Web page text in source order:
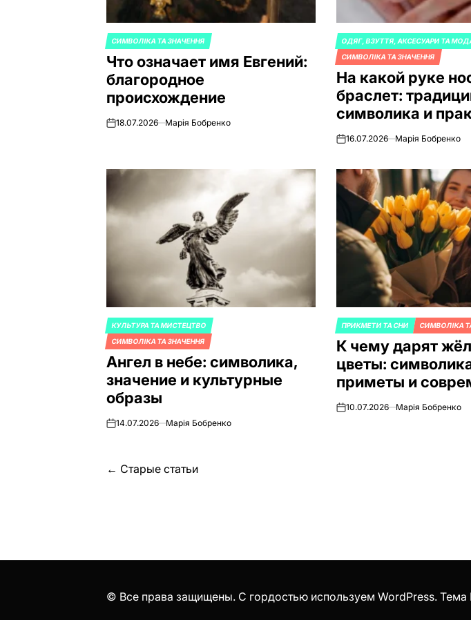
ОПУБЛИКОВАНО
В
СИМВОЛІКА ТА ЗНАЧЕННЯ
Что означает имя Евгений:
благородное
происхождение
on18.07.2026 Марія Бобренко
ОПУБЛИКОВАНО
В
ОДЯГ, ВЗУТТЯ, АКСЕСУАРИ ТА
СИМВОЛІКА ТА ЗНАЧЕННЯ
На какой руке
браслет:
символика и
советы
on16.07.2026 Марія Бобренко
ОПУБЛИКОВАНО
В
КУЛЬТУРА ТА МИСТЕЦТВО
СИМВОЛІКА ТА ЗНАЧЕННЯ
Ангел в небе: символика,
значение и культурные
образы
on14.07.2026 Марія Бобренко
ОПУБЛИКОВАНО
В
ПРИКМЕТИ ТА СНИ СИМВОЛІКА
К чему дарят
цветы:
приметы и
традиции
on10.07.2026 Марія Бобренко
Навигация
← Старые статьи
© Все права защищены. С гордостью используем WordPress. Тема